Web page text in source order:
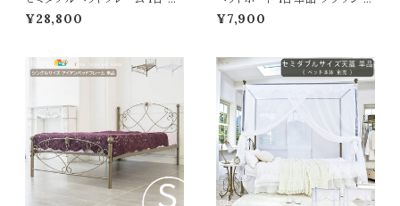
品 123cm幅 ブラック ホワイト 黒
白 セミダブルサイズ ベッド セミ
m おすすめ おしゃれ 北欧 モダ
ン スタイリッシュ スチールフレー
人暮らし
¥28,800
チュラル ホワイト シングルサイズ
用ヘッドボード 寝室収納 収納棚
れ 北欧 モダン 布団用ヘッドボ
ード マットレス用ヘッドボード 幅
100.5cm 奥行17cm 高さ50cm
棚 ラック
¥7,900